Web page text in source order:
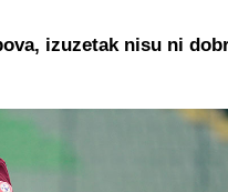
izuzetak nisu ni